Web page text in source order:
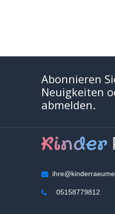
Abonnieren
Neuigkeiten
abmelden.
05158779812